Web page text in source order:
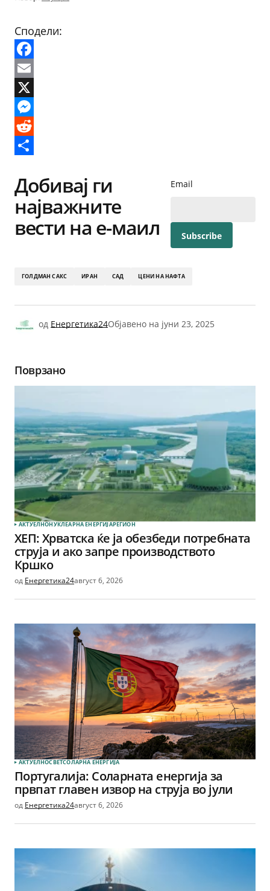
Сподели:
Facebook
Email
X
Messenger
Reddit
Добивај ги
најважните
вести на е-маил
Email
ГОЛДМАН САКС ИРАН САД ЦЕНИ НА НАФТА
од Енергетика24Објавено на јуни 23, 2025
Поврзано
АКТУЕЛНОНУКЛЕАРНА ЕНЕРГИЈАРЕГИОН
ХЕП: Хрватска ќе ја обезбеди потребната
струја и ако запре производството
Кршко
од Енергетика24август 6, 2026
АКТУЕЛНОСВЕТСОЛАРНА EНЕРГИЈА
Португалија: Соларната енергија за
првпат главен извор на струја во јули
од Енергетика24август 6, 2026